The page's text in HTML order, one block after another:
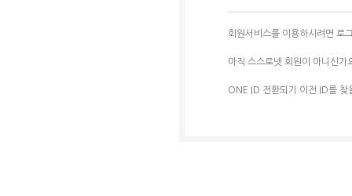
회원서비스를 이용하시려면 로
아직 스스로넷 회원이 아니신가
ONE ID 전환되기 이전 ID를 찾